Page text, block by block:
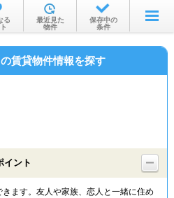
屋を探す
沿線・駅から
物件特集から
る
最近見た
物件
保存中の
条件
賃貸物件情報を探す
イント
ます。友人や家族、恋人と一緒に住め